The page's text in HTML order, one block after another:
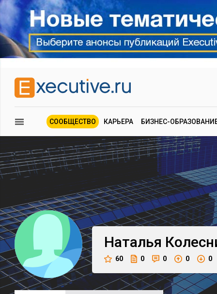
СООБЩЕСТВО КАРЬЕРА БИЗНЕС-
Наталья
60 0 0 0 0